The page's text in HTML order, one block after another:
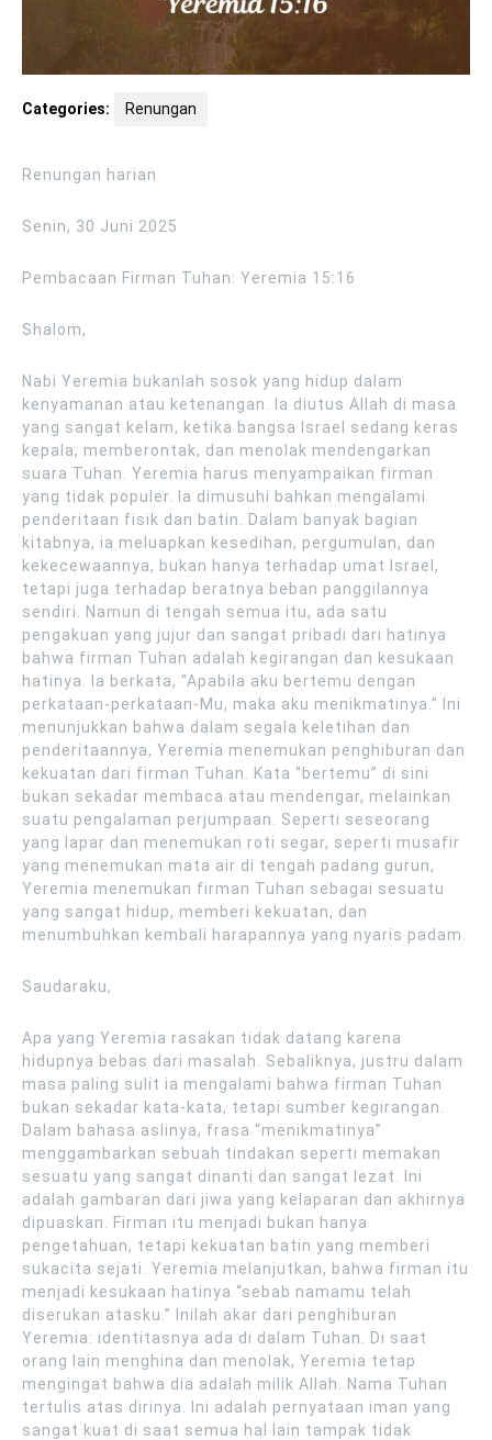
Categories: Renungan
Renungan harian
Senin, 30 Juni 2025
Pembacaan Firman Tuhan: Yeremia 15:16
Shalom,
Nabi Yeremia bukanlah sosok yang hidup dalam
kenyamanan atau ketenangan. Ia diutus Allah di masa
yang sangat kelam, ketika bangsa Israel sedang keras
kepala, memberontak, dan menolak mendengarkan
suara Tuhan. Yeremia harus menyampaikan firman
yang tidak populer. Ia dimusuhi bahkan mengalami
penderitaan fisik dan batin. Dalam banyak bagian
kitabnya, ia meluapkan kesedihan, pergumulan, dan
kekecewaannya, bukan hanya terhadap umat Israel,
tetapi juga terhadap beratnya beban panggilannya
sendiri. Namun di tengah semua itu, ada satu
pengakuan yang jujur dan sangat pribadi dari hatinya
bahwa firman Tuhan adalah kegirangan dan kesukaan
hatinya. Ia berkata, “Apabila aku bertemu dengan
perkataan-perkataan-Mu, maka aku menikmatinya.” Ini
menunjukkan bahwa dalam segala keletihan dan
penderitaannya, Yeremia menemukan penghiburan dan
kekuatan dari firman Tuhan. Kata “bertemu” di sini
bukan sekadar membaca atau mendengar, melainkan
suatu pengalaman perjumpaan. Seperti seseorang
yang lapar dan menemukan roti segar, seperti musafir
yang menemukan mata air di tengah padang gurun,
Yeremia menemukan firman Tuhan sebagai sesuatu
yang sangat hidup, memberi kekuatan, dan
menumbuhkan kembali harapannya yang nyaris padam.
Saudaraku,
Apa yang Yeremia rasakan tidak datang karena
hidupnya bebas dari masalah. Sebaliknya, justru dalam
masa paling sulit ia mengalami bahwa firman Tuhan
bukan sekadar kata-kata, tetapi sumber kegirangan.
Dalam bahasa aslinya, frasa “menikmatinya”
menggambarkan sebuah tindakan seperti memakan
sesuatu yang sangat dinanti dan sangat lezat. Ini
adalah gambaran dari jiwa yang kelaparan dan akhirnya
dipuaskan. Firman itu menjadi bukan hanya
pengetahuan, tetapi kekuatan batin yang memberi
sukacita sejati. Yeremia melanjutkan, bahwa firman itu
menjadi kesukaan hatinya “sebab namamu telah
diserukan atasku.” Inilah akar dari penghiburan
Yeremia: identitasnya ada di dalam Tuhan. Di saat
orang lain menghina dan menolak, Yeremia tetap
mengingat bahwa dia adalah milik Allah. Nama Tuhan
tertulis atas dirinya. Ini adalah pernyataan iman yang
sangat kuat di saat semua hal lain tampak tidak